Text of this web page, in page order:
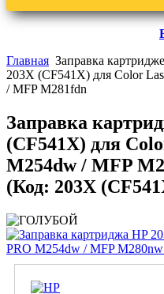
Главная Заправка
203X (CF541X) для Color
/ MFP M281fdn
Заправка
(CF541X) для
M254dw / MFP
(Код: 203X